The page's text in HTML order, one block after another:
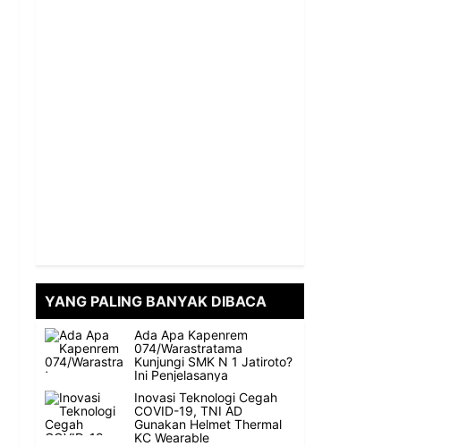
YANG PALING BANYAK DIBACA
Ada Apa Kapenrem
074/Warastratama
Kunjungi SMK N 1 Jatiroto?
Ini Penjelasanya
Inovasi Teknologi Cegah
COVID-19, TNI AD
Gunakan Helmet Thermal
KC Wearable